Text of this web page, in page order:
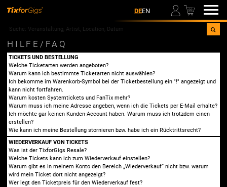
DEEN 00
HILFE/FAQ
TICKETS UND BESTELLUNG
Welche Ticketarten werden angeboten?
Warum kann ich bestimmte Ticketarten nicht auswählen?
Ich bekomme im Warenkorb-Symbol bei der Ticketbestellung ein "!" angezeigt und
kann nicht fortfahren.
Warum kosten Systemtickets und FanTix mehr?
Warum muss ich meine Adresse angeben, wenn ich die Tickets per E-Mail erhalte?
Ich möchte gar keinen Kunden-Account haben. Warum muss ich trotzdem einen
erstellen?
Wie kann ich meine Bestellung stornieren bzw. habe ich ein Rücktrittsrecht?
WIEDERVERKAUF VON TICKETS
Was ist der TixforGigs Resale?
Welche Tickets kann ich zum Wiederverkauf einstellen?
Warum gibt es in meinem Konto den Bereich „Wiederverkauf“ nicht bzw. warum
wird mein Ticket dort nicht angezeigt?
Wer legt den Ticketpreis für den Wiederverkauf fest?